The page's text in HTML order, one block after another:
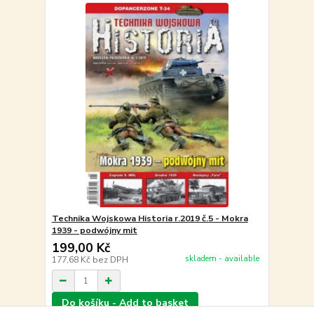
Technika Wojskowa Historia r.2019 č.5 - Mokra
1939 - podwójny mit
199,00 Kč
177,68 Kč bez DPH skladem - available
Do košíku - Add to basket